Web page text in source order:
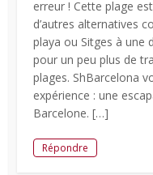
erreur ! Cette plage
d’autres alternatives
playa ou Sitges à une
pour un peu plus de
plages. ShBarcelona
expérience : une
Barcelone. […]
Répondre